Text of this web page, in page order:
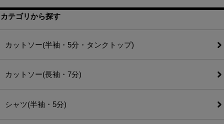
カテゴリから探す
カットソー(半袖・5分・タンクトップ)
カットソー(長袖・7分)
シャツ(半袖・5分)